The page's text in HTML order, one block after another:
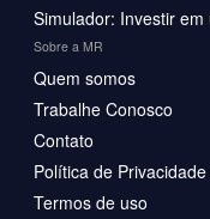
Simulador: Investir
Sobre a MR
Quem somos
Trabalhe Conosco
Contato
Política de Privacidade
Termos de uso